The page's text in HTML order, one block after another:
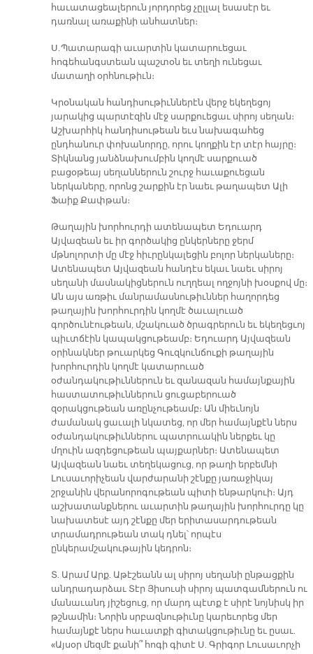
հաւատացեալերուն յորդորեց չըլլալ եսասէր եւ
դառնալ առաքինի անհատներ։
Ս. Պատարագի աւարտին կատարուեցաւ
հոգեհանգստեան պաշտօն եւ տեղի ունեցաւ
մատաղի օրհնութիւն։
Կրօնական հանդիսութիւններէն վերջ եկեղեցոյ
յարակից պարտէզին մէջ սարքուեցաւ սիրոյ սեղան։
Աշխարհիկ հանդիսութեան եւս նախագահեց
ընդհանուր փոխանորդը, որու կողքին էր տէր հայրը։
Տիկնանց յանձնախումբին կողմէ սարքուած
բացօթեայ սեղաններուն շուրջ հաւաքուեցան
ներկաները, որոնց շարքին էր նաեւ թաղապետ Ալի
Ֆաիք Քափթան։
Թաղային խորհուրդի ատենապետ Եդուարդ
Այվազեան եւ իր գործակից ընկերները ջերմ
մթնոլորտի մը մէջ հիւրընկալեցին բոլոր ներկաները։
Ատենապետ Այվազեան հանդէս եկաւ նաեւ սիրոյ
սեղանի մասնակիցներուն ուղղեալ ողջոյնի խօսքով մը։
Ան այս առթիւ մանրամասնութիւններ հաղորդեց
թաղային խորհուրդին կողմէ ծաւալուած
գործունէութեան, մշակուած ծրագրերուն եւ եկեղեցւոյ
պիւտճէին կապակցութեամբ։ Եդուարդ Այվազեան
օրինակներ թուարկեց Գուզկունճուքի թաղային
խորհուրդին կողմէ կատարուած
օժանդակութիւններուն եւ զանազան համայնքային
հաստատութիւններուն ցուցաբերուած
զօրակցութեան առընչութեամբ։ Ան միեւնոյն
ժամանակ ցաւալի նկատեց, որ մեր համայնքէն ներս
օժանդակութիւններու պատրուակին ներքեւ կը
մղուին ազդեցութեան պայքարներ։ Ատենապետ
Այվազեան նաեւ տեղեկացուց, որ թաղի երբեմնի
Լուսաւորիչեան վարժարանի շէնքը յառաջիկայ
շրջանին վերանորոգութեան պիտի ենթարկուի։ Այդ
աշխատանքներու աւարտին թաղային խորհուրդը կը
նախատեսէ այդ շէնքը մեր երիտասարդութեան
տրամադրութեան տակ դնել՝ որպէս
ընկերամշակութային կեդրոն։
Տ. Արամ Արք. Աթէշեանն ալ սիրոյ սեղանի ընթացքին
անդրադարձաւ Տէր Յիսուսի սիրոյ պատգամներուն ու
մանաւանդ յիշեցուց, որ մարդ պէտք է սիրէ նոյնիսկ իր
թշնամին։ Նորին սրբազնութիւնը կարեւորեց մեր
համայնքէ ներս հաւատքի գիտակցութիւնը եւ ըսաւ.
«Այսօր մեզմէ քանի՞ հոգի գիտէ Ս. Գրիգոր Լուսաւորչի